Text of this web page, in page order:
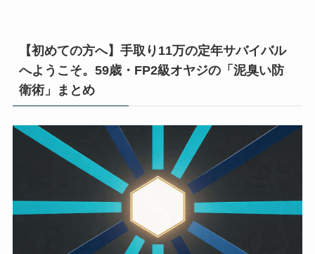
【初めての方へ】手取り11万の定年サバイバル
へようこそ。59歳・FP2級オヤジの「泥臭い防
衛術」まとめ